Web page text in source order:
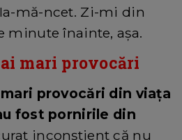
Ia-mă-ncet. Zi-mi din
minute înainte, așa.
mari provocări
provocări din viața
fost pornirile din
inconștient că nu